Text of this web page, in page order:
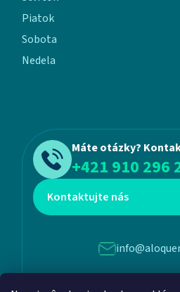
Piatok
Sobota
Nedela
Máte otázky?
+421 910 296
Kontaktujte nás